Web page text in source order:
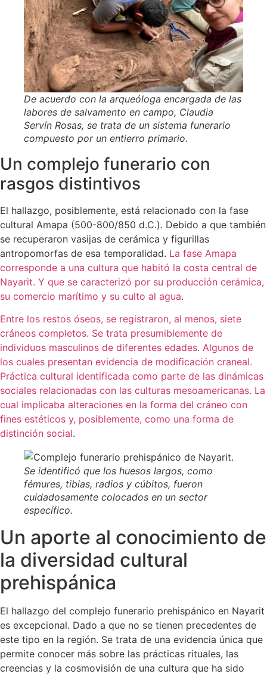
De acuerdo con la arqueóloga encargada de las
labores de salvamento en campo, Claudia
Servín Rosas, se trata de un sistema funerario
compuesto por un entierro primario.
Un complejo funerario con
rasgos distintivos
El hallazgo, posiblemente, está relacionado con la fase
cultural Amapa (500-800/850 d.C.). Debido a que también
se recuperaron vasijas de cerámica y figurillas
antropomorfas de esa temporalidad. La fase Amapa
corresponde a una cultura que habitó la costa central de
Nayarit. Y que se caracterizó por su producción cerámica,
su comercio marítimo y su culto al agua.
Entre los restos óseos, se registraron, al menos, siete
cráneos completos. Se trata presumiblemente de
individuos masculinos de diferentes edades. Algunos de
los cuales presentan evidencia de modificación craneal.
Práctica cultural identificada como parte de las dinámicas
sociales relacionadas con las culturas mesoamericanas. La
cual implicaba alteraciones en la forma del cráneo con
fines estéticos y, posiblemente, como una forma de
distinción social.
Se identificó que los huesos largos, como
fémures, tibias, radios y cúbitos, fueron
cuidadosamente colocados en un sector
específico.
Un aporte al conocimiento de
la diversidad cultural
prehispánica
El hallazgo del complejo funerario prehispánico en Nayarit
es excepcional. Dado a que no se tienen precedentes de
este tipo en la región. Se trata de una evidencia única que
permite conocer más sobre las prácticas rituales, las
creencias y la cosmovisión de una cultura que ha sido